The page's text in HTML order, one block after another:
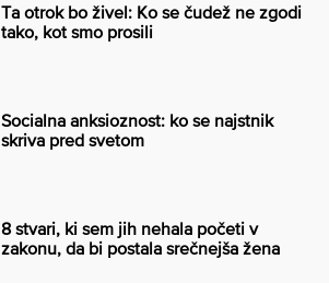
Ta otrok bo živel: Ko se čudež ne zgodi
tako, kot smo prosili
Socialna anksioznost: ko se najstnik
skriva pred svetom
8 stvari, ki sem jih nehala početi v
zakonu, da bi postala srečnejša žena